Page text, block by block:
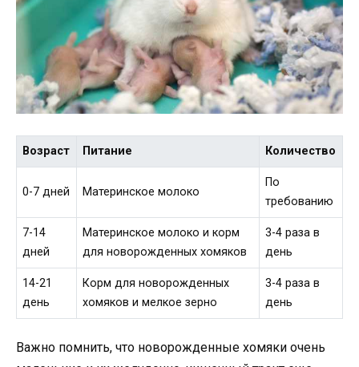
Возраст Питание Количество
0-7 дней Материнское молоко
По
требованию
7-14
дней
Материнское молоко и корм
для новорожденных хомяков
3-4 раза в
день
14-21
день
Корм для новорожденных
хомяков и мелкое зерно
3-4 раза в
день
Важно помнить, что новорожденные хомяки очень